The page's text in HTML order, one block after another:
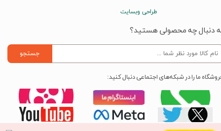
طراحی وبسایت
دنبال چه محصولی هستید؟
جستجو
ما را در شبکه‌های اجتماعی دنبال کنید: